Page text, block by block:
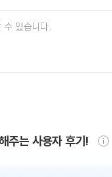
주는 사용자 후기!